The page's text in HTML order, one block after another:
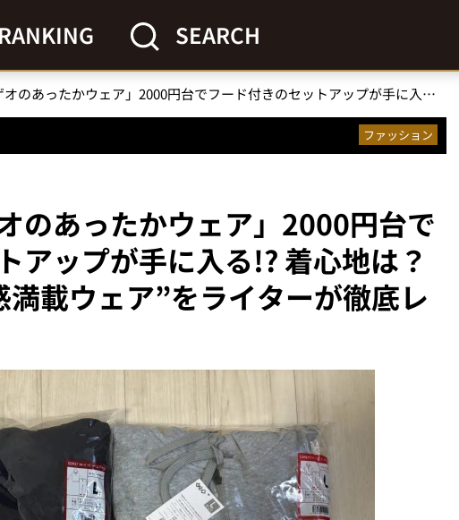
RANKING SEARCH
「ゲオのあったかウェア」2000円台でフード付きのセットアップが手に入る!? 着心地は？素材感は？“お得感満載ウェア”をライターが徹底レビュー
ファッション
のあったかウェア」2000円台で
アップが手に入る!? 着心地は？
載ウェア”をライターが徹底レ